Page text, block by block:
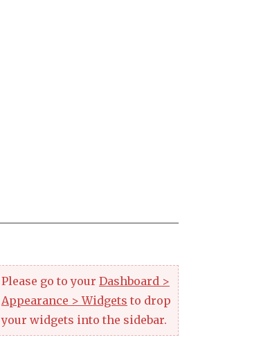
Please go to your Dashboard >
Appearance > Widgets to drop
your widgets into the sidebar.